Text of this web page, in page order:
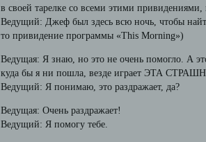
в своей тарелке со всеми этими
Ведущий: Джеф был здесь всю ночь, чтобы
то привидение программы «This Morning»)
Ведущая: Я знаю, но это не очень помогло. А
куда бы я ни пошла, везде играет ЭТА
Ведущий: Я понимаю, это раздражает, да?
Ведущая: Очень раздражает!
Ведущий: Я помогу тебе.